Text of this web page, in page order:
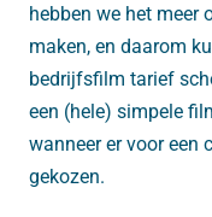
hebben we het meer
maken, en daarom
bedrijfsfilm tarief
een (hele) simpele
wanneer er voor een
gekozen.